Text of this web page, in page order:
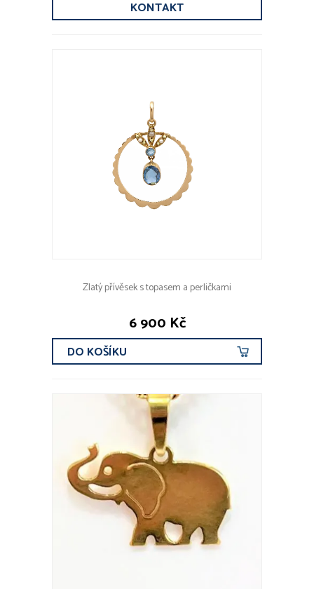
KONTAKT
Zlatý přívěsek s topasem a perličkami
6 900 Kč
DO KOŠÍKU